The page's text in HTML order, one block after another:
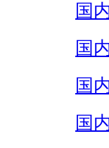
国
国
国
国